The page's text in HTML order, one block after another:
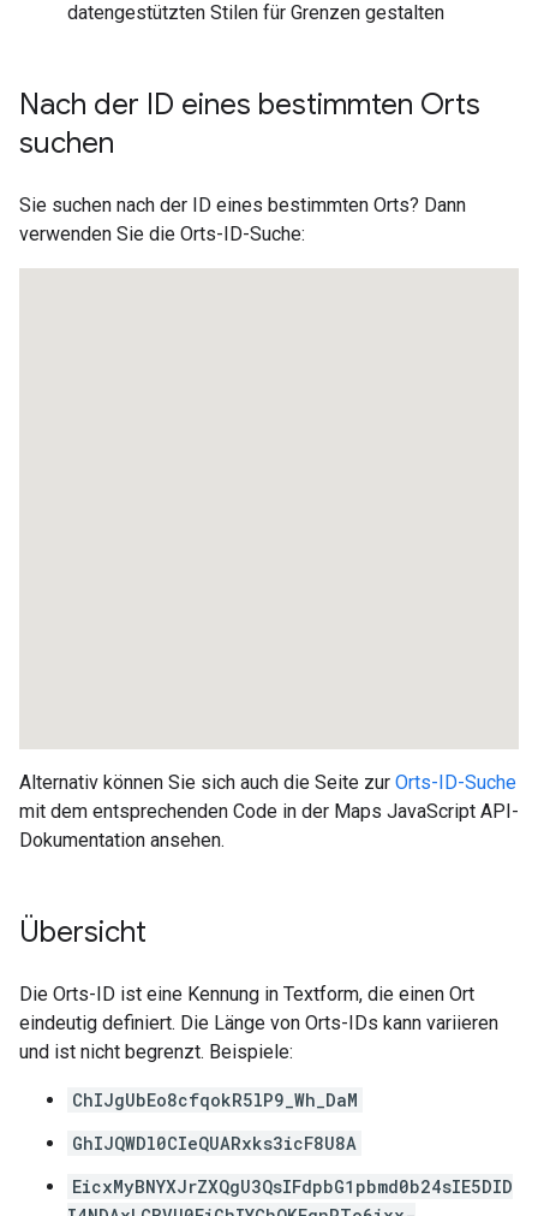
datengestützten Stilen für Grenzen gestalten
Nach der ID eines bestimmten Orts
suchen
Sie suchen nach der ID eines bestimmten Orts? Dann
verwenden Sie die Orts-ID-Suche:
Alternativ können Sie sich auch die Seite zur Orts-ID-Suche
mit dem entsprechenden Code in der Maps JavaScript API-
Dokumentation ansehen.
Übersicht
Die Orts-ID ist eine Kennung in Textform, die einen Ort
eindeutig definiert. Die Länge von Orts-IDs kann variieren
und ist nicht begrenzt. Beispiele:
ChIJgUbEo8cfqokR5lP9_Wh_DaM
GhIJQWDl0CIeQUARxks3icF8U8A
EicxMyBNYXJrZXQgU3QsIFdpbG1pbmd0b24sIE5DID